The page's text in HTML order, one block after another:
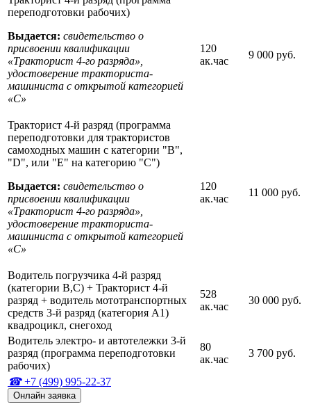
переподготовки рабочих)
Выдается: свидетельство о
присвоении квалификации
«Тракторист 4-го разряда»,
удостоверение тракториста-
машиниста с открытой категорией
«С»
120
ак.час
9 000 руб.
Тракторист 4-й разряд (программа
переподготовки для трактористов
самоходных машин с категории "В",
"D", или "Е" на категорию "С")
Выдается: свидетельство о
присвоении квалификации
«Тракторист 4-го разряда»,
удостоверение тракториста-
машиниста с открытой категорией
«С»
120
ак.час
11 000 руб.
Водитель погрузчика 4-й разряд
(категории В,С) + Тракторист 4-й
разряд + водитель мототранспортных
средств 3-й разряд (категория А1)
квадроцикл, снегоход
528
ак.час
30 000 руб.
Водитель электро- и автотележки 3-й
разряд (программа переподготовки
рабочих)
80
ак.час
3 700 руб.
+7 (499) 995-22-37
Онлайн заявка